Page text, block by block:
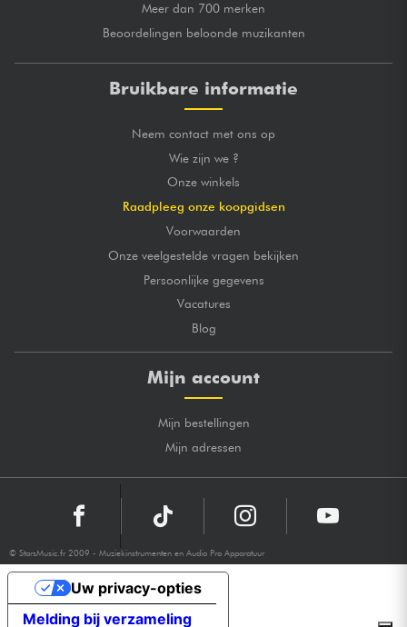
Meer dan 700 merken
Beoordelingen beloonde muzikanten
Bruikbare informatie
Neem contact met ons op
Wie zijn we ?
Onze winkels
Raadpleeg onze koopgidsen
Voorwaarden
Onze veelgestelde vragen bekijken
Persoonlijke gegevens
Vacatures
Blog
Mijn account
Mijn bestellingen
Mijn adressen
© StarsMusic.fr 2009 - Muziekinstrumenten en Audio Pro Apparatuur
Melding bij verzameling
Uw privacy-opties